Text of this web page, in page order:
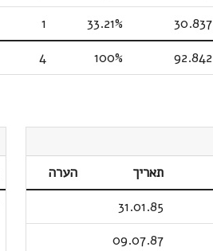
30.837
33.21%
1
92.842
100%
4
תאריך
הערה
31.01.85
09.07.87